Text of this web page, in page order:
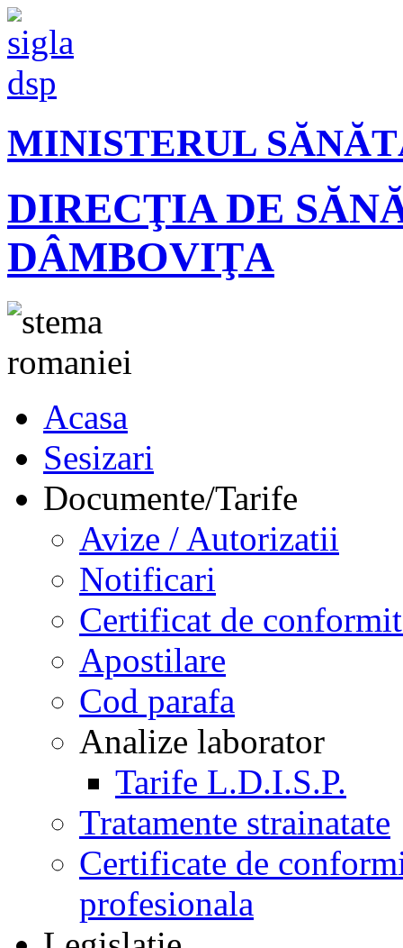
MINISTERUL
DIRECŢIA DE
DÂMBOVIŢA
Acasa
Sesizari
Documente/Tarife
Avize / Autorizatii
Notificari
Certificat de
Apostilare
Cod parafa
Analize laborator
Tarife L.D.I.S.P.
Tratamente strainatate
Certificate de
profesionala